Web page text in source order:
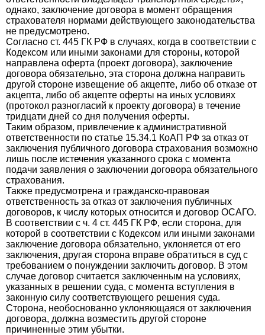
однако, заключение договора в момент обращения
страхователя нормами действующего законодательства
не предусмотрено.
Согласно ст. 445 ГК РФ в случаях, когда в соответствии с
Кодексом или иными законами для стороны, которой
направлена оферта (проект договора), заключение
договора обязательно, эта сторона должна направить
другой стороне извещение об акцепте, либо об отказе от
акцепта, либо об акцепте оферты на иных условиях
(протокол разногласий к проекту договора) в течение
тридцати дней со дня получения оферты.
Таким образом, привлечение к административной
ответственности по статье 15.34.1 КоАП РФ за отказ от
заключения публичного договора страхования возможно
лишь после истечения указанного срока с момента
подачи заявления о заключении договора обязательного
страхования.
Также предусмотрена и гражданско-правовая
ответственность за отказ от заключения публичных
договоров, к числу которых относится и договор ОСАГО.
В соответствии с ч. 4 ст. 445 ГК РФ, если сторона, для
которой в соответствии с Кодексом или иными законами
заключение договора обязательно, уклоняется от его
заключения, другая сторона вправе обратиться в суд с
требованием о понуждении заключить договор. В этом
случае договор считается заключенным на условиях,
указанных в решении суда, с момента вступления в
законную силу соответствующего решения суда.
Сторона, необоснованно уклоняющаяся от заключения
договора, должна возместить другой стороне
причиненные этим убытки.